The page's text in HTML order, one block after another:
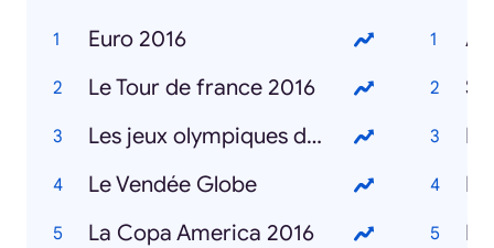
Euro 2016
Le Tour de france 2016
Les jeux olympiques de Rio
Le Vendée Globe
La Copa America 2016